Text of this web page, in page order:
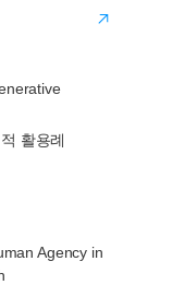
활용례
Agency in